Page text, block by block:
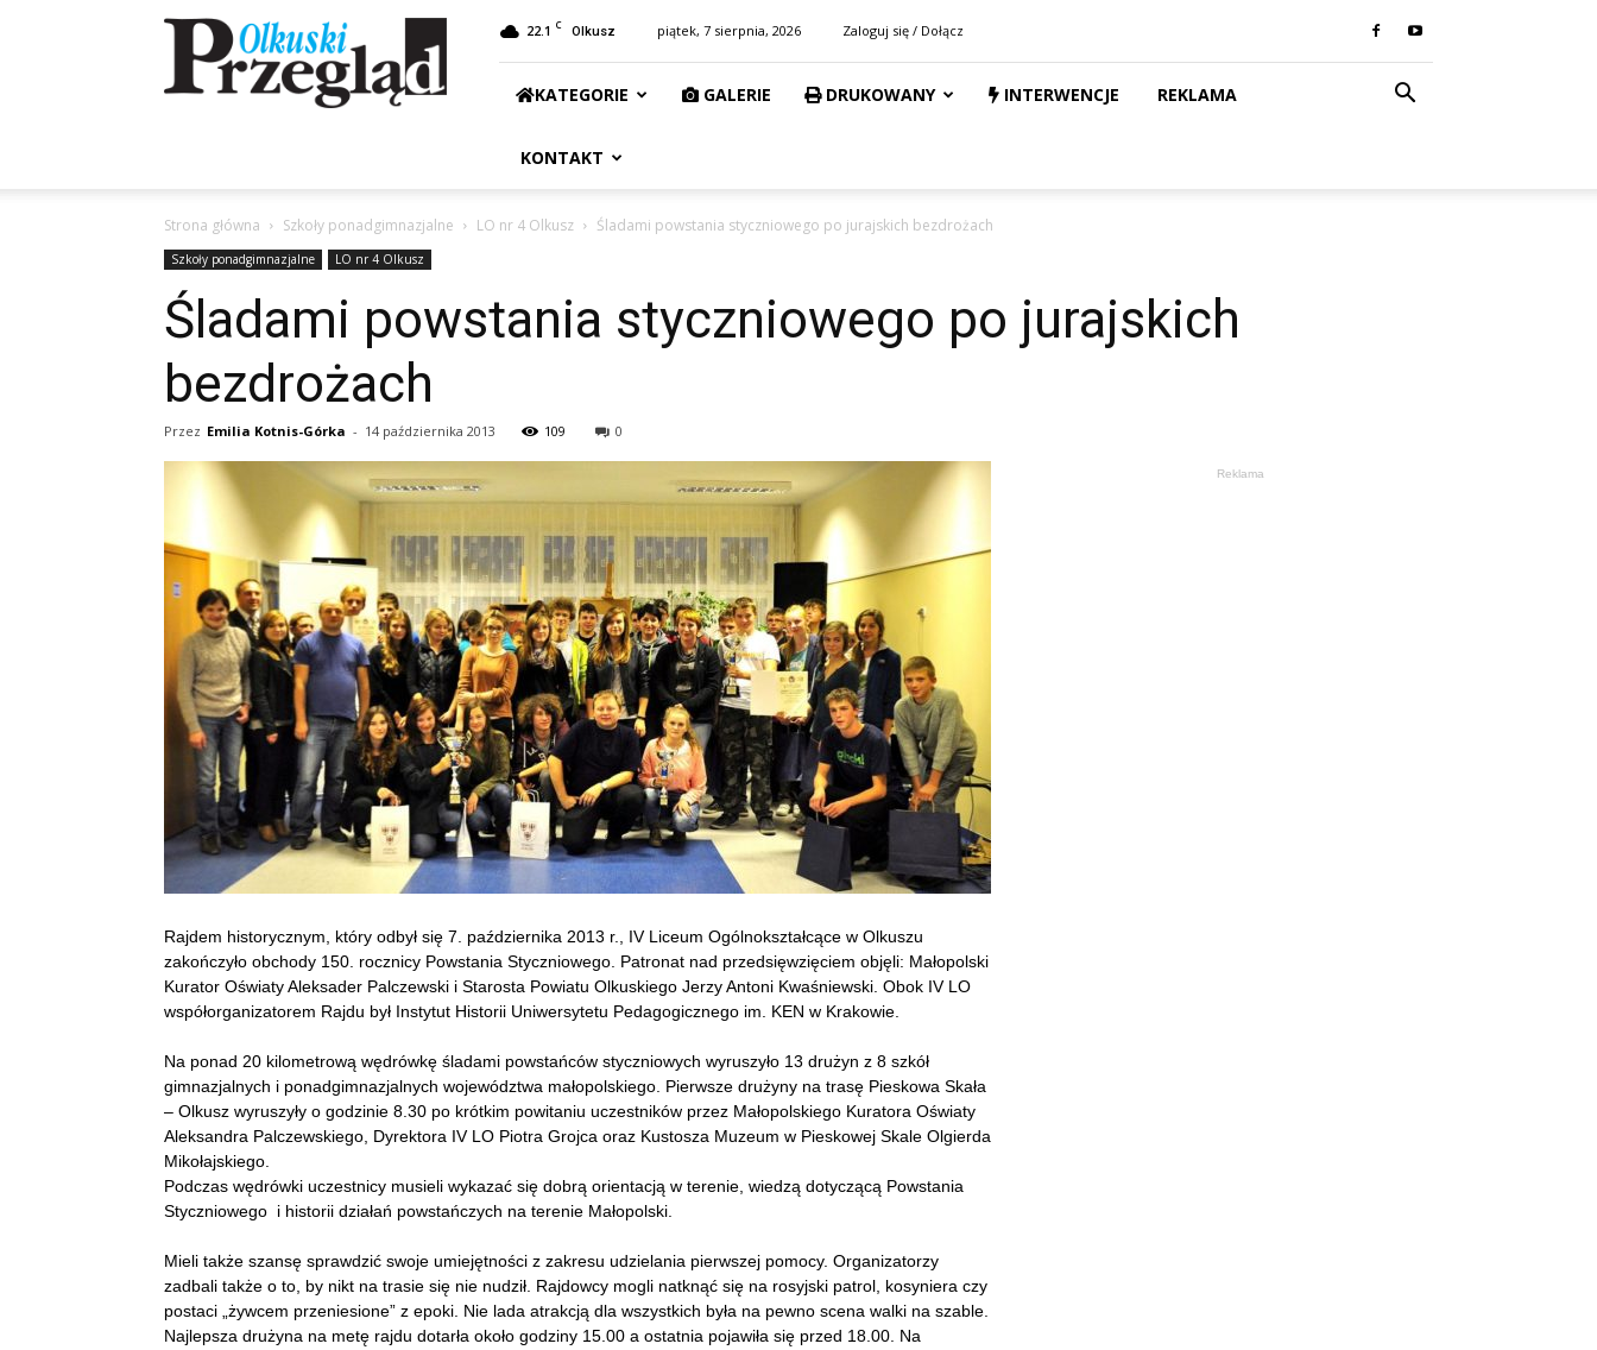
Przegląd
Olkuski
22.1 C Olkusz piątek, 7 sierpnia, 2026 Zaloguj się / Dołącz
KATEGORIE GALERIE DRUKOWANY INTERWENCJE REKLAMA
KONTAKT
Strona główna Szkoły ponadgimnazjalne LO nr 4 Olkusz Śladami powstania styczniowego po jurajskich bezdrożach
Szkoły ponadgimnazjalne LO nr 4 Olkusz
Śladami powstania styczniowego po jurajskich
bezdrożach
Przez Emilia Kotnis-Górka - 14 października 2013 109 0
Rajdem historycznym, który odbył się 7. października 2013 r., IV Liceum Ogólnokształcące w Olkuszu
zakończyło obchody 150. rocznicy Powstania Styczniowego. Patronat nad przedsięwzięciem objęli: Małopolski
Kurator Oświaty Aleksader Palczewski i Starosta Powiatu Olkuskiego Jerzy Antoni Kwaśniewski. Obok IV LO
współorganizatorem Rajdu był Instytut Historii Uniwersytetu Pedagogicznego im. KEN w Krakowie.
Na ponad 20 kilometrową wędrówkę śladami powstańców styczniowych wyruszyło 13 drużyn z 8 szkół
gimnazjalnych i ponadgimnazjalnych województwa małopolskiego. Pierwsze drużyny na trasę Pieskowa Skała
– Olkusz wyruszyły o godzinie 8.30 po krótkim powitaniu uczestników przez Małopolskiego Kuratora Oświaty
Aleksandra Palczewskiego, Dyrektora IV LO Piotra Grojca oraz Kustosza Muzeum w Pieskowej Skale Olgierda
Mikołajskiego.
Podczas wędrówki uczestnicy musieli wykazać się dobrą orientacją w terenie, wiedzą dotyczącą Powstania
Styczniowego i historii działań powstańczych na terenie Małopolski.
Mieli także szansę sprawdzić swoje umiejętności z zakresu udzielania pierwszej pomocy. Organizatorzy
zadbali także o to, by nikt na trasie się nie nudził. Rajdowcy mogli natknąć się na rosyjski patrol, kosyniera czy
postaci „żywcem przeniesione” z epoki. Nie lada atrakcją dla wszystkich była na pewno scena walki na szable.
Najlepsza drużyna na metę rajdu dotarła około godziny 15.00 a ostatnia pojawiła się przed 18.00. Na
Reklama